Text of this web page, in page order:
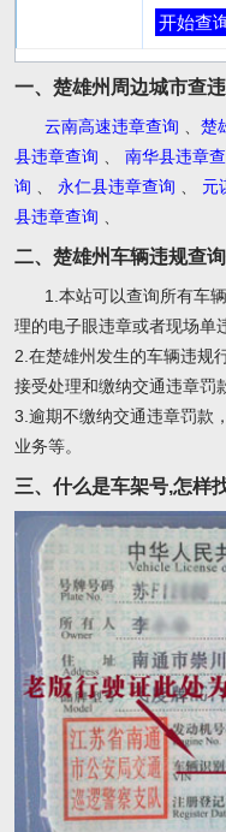
开始查
一、楚雄州周边城市查
云南高速违章查询 楚
县违章查询
南华县违章
询
永仁县违章查询 元
县违章查询
二、楚雄州车辆违规查
1.本站可以查询所有车
理的电子眼违章或者现场单
2.在楚雄州发生的车辆违规
接受处理和缴纳交通违章罚
3.逾期不缴纳交通违章罚款
业务等。
三、什么是车架号,怎样